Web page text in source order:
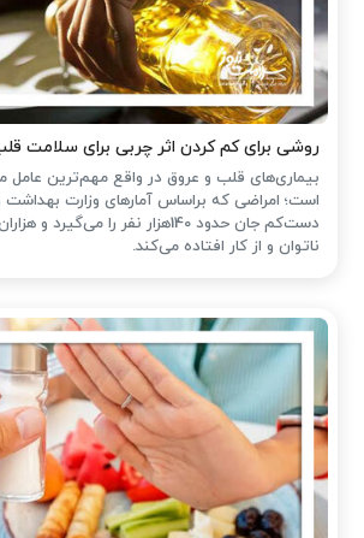
روشی برای کم کردن اثر چربی برای سلامت
بیماری‌های قلب و عروق در واقع مهم‌ترین عامل
است؛ امراضی که براساس آمارهای وزارت بهداشت
دست‌کم جان حدود 140هزار نفر را می‌گیرد
ناتوان و از کار افتاده می‌کند.